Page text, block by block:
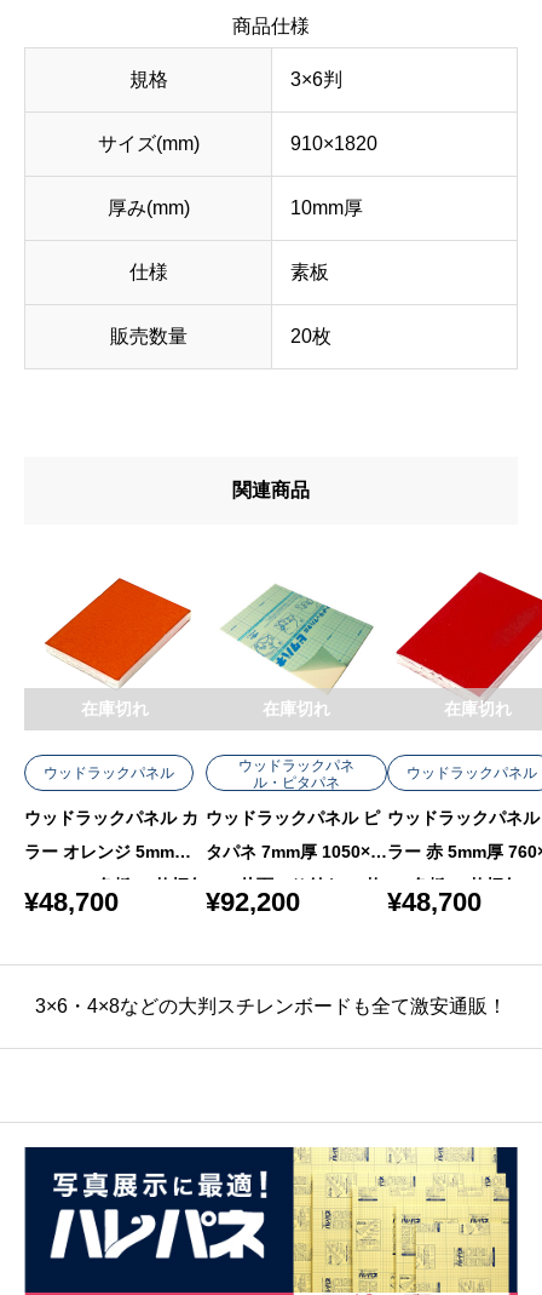
商品仕様
規格 3×6判
サイズ(mm) 910×1820
厚み(mm) 10mm厚
仕様 素板
販売数量 20枚
関連商品
ウッドラックパネル
ウッドラックパネル カ
ラー オレンジ 5mm厚 7
60×1080 色板 40枚梱包
¥48,700
在庫切れ
ウッドラックパネ
ル・ピタパネ
ウッドラックパネル ピ
タパネ 7mm厚 1050×2
020 片面のり付き 20枚
¥92,200
在庫切れ
ウッドラックパネル
ウッドラックパネ
ラー 赤 5mm厚
80 色板 40枚梱包
¥48,700
在庫切れ
3×6・4×8などの大判スチレンボードも全て激安通販！